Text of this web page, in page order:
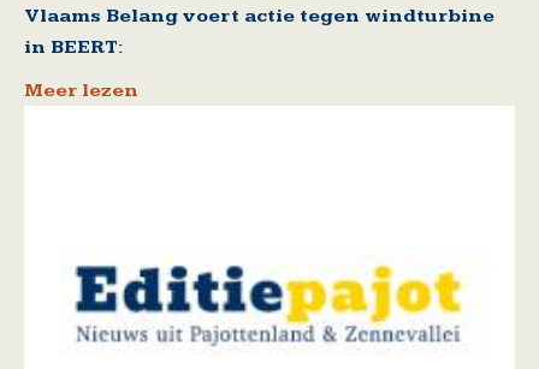
Vlaams Belang voert actie tegen windturbine
in BEERT:
Meer lezen